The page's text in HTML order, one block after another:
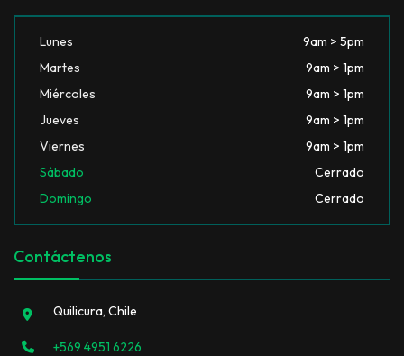
Lunes
9am > 5pm
Martes
9am > 1pm
Miércoles
9am > 1pm
Jueves
9am > 1pm
Viernes
9am > 1pm
Sábado
Cerrado
Domingo
Cerrado
Contáctenos
Quilicura, Chile
+569 4951 6226